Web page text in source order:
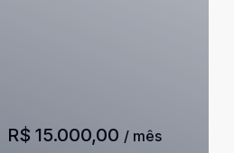
R$ 15.000,00 / mês